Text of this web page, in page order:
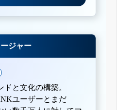
ジャー
と文化の構築。
ユーザーとまだ